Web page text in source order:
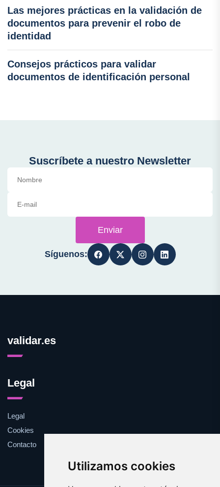
Utilizamos cookies
Las mejores prácticas en la validación de
documentos para prevenir el robo de
identidad
Consejos prácticos para validar
documentos de identificación personal
Suscríbete a nuestro Newsletter
Enviar
Síguenos:
validar.es
Legal
Legal
Cookies
Contacto